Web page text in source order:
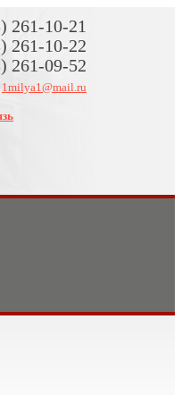
261-10-21
261-10-22
261-09-52
1milya1@mail.ru